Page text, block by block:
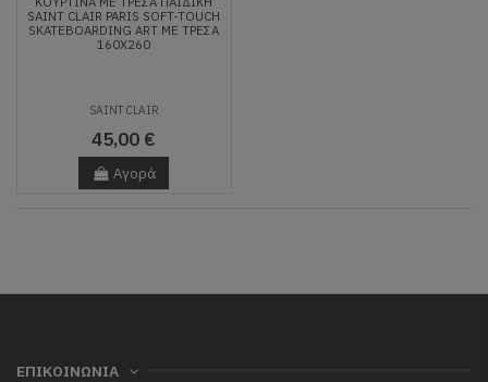
SAINT CLAIR PARIS SOFT-TOUCH
SKATEBOARDING ART ΜΕ ΤΡΈΣΑ
160X260
SAINT CLAIR
45,00 €
Αγορά
ΕΠΙΚΟΙΝΩΝΙΑ